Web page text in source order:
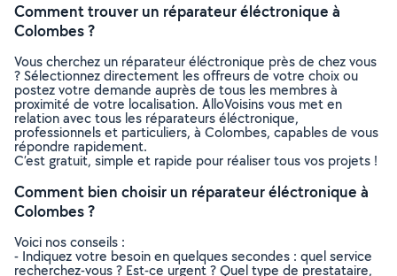
Comment trouver un réparateur éléctronique à
Colombes ?
Vous cherchez un réparateur éléctronique près de chez vous
? Sélectionnez directement les offreurs de votre choix ou
postez votre demande auprès de tous les membres à
proximité de votre localisation. AlloVoisins vous met en
relation avec tous les réparateurs éléctronique,
professionnels et particuliers, à Colombes, capables de vous
répondre rapidement.
C’est gratuit, simple et rapide pour réaliser tous vos projets !
Comment bien choisir un réparateur éléctronique à
Colombes ?
Voici nos conseils :
- Indiquez votre besoin en quelques secondes : quel service
recherchez-vous ? Est-ce urgent ? Quel type de prestataire,